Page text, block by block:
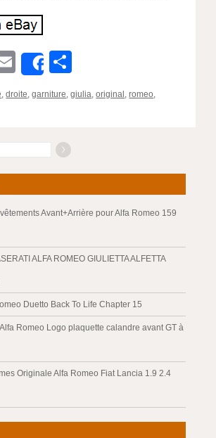
EmailShare
,droite,garniture,giulia,original ,romeo,
Avant+Arrière pour Alfa Romeo 159
ALFA ROMEO GIULIETTA ALFETTA
Duetto Back To Life Chapter 15
Romeo Logo plaquette calandre avant GT à
Originale Alfa Romeo Fiat Lancia 1.9 2.4